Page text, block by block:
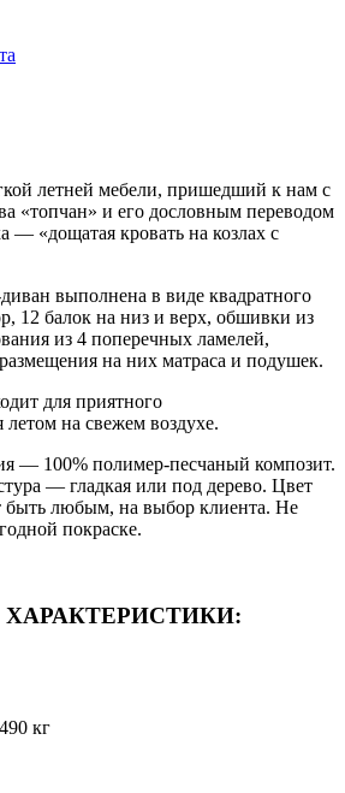
летней мебели, пришедший к нам с
«топчан» и его дословным переводом
— «дощатая кровать на козлах с
выполнена в виде квадратного
12 балок на низ и верх, обшивки из
из 4 поперечных ламелей,
на них матраса и подушек.
для приятного
на свежем воздухе.
— 100% полимер-песчаный композит.
— гладкая или под дерево. Цвет
быть любым, на выбор клиента. Не
покраске.
кг